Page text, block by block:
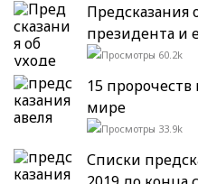
Предсказания
президента и
60.2k
15
мире
33.9k
Списки